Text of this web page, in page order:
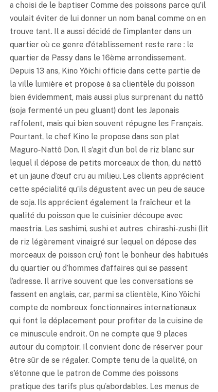
a choisi de le baptiser Comme des poissons parce qu’il
voulait éviter de lui donner un nom banal comme on en
trouve tant. Il a aussi décidé de l’implanter dans un
quartier où ce genre d’établissement reste rare : le
quartier de Passy dans le 16ème arrondissement.
Depuis 13 ans, Kino Yôichi officie dans cette partie de
la ville lumière et propose à sa clientèle du poisson
bien évidemment, mais aussi plus surprenant du nattô
(soja fermenté un peu gluant) dont les Japonais
raffolent, mais qui bien souvent répugne les Français.
Pourtant, le chef Kino le propose dans son plat
Maguro-Nattô Don. Il s’agit d’un bol de riz blanc sur
lequel il dépose de petits morceaux de thon, du nattô
et un jaune d’œuf cru au milieu. Les clients apprécient
cette spécialité qu’ils dégustent avec un peu de sauce
de soja. Ils apprécient également la fraîcheur et la
qualité du poisson que le cuisinier découpe avec
maestria. Les sashimi, sushi et autres chirashi-zushi (lit
de riz légèrement vinaigré sur lequel on dépose des
morceaux de poisson cru) font le bonheur des habitués
du quartier ou d’hommes d’affaires qui se passent
l’adresse. Il arrive souvent que les conversations se
fassent en anglais, car, parmi sa clientèle, Kino Yôichi
compte de nombreux fonctionnaires internationaux
qui font le déplacement pour profiter de la cuisine de
ce minuscule endroit. On ne compte que 9 places
autour du comptoir. Il convient donc de réserver pour
être sûr de se régaler. Compte tenu de la qualité, on
s’étonne que le patron de Comme des poissons
pratique des tarifs plus qu’abordables. Les menus de